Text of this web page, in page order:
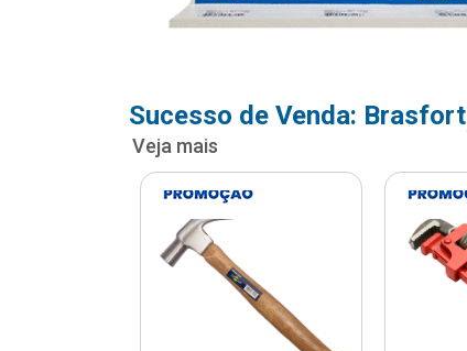
Sucesso de Venda: Brasfort
Veja mais